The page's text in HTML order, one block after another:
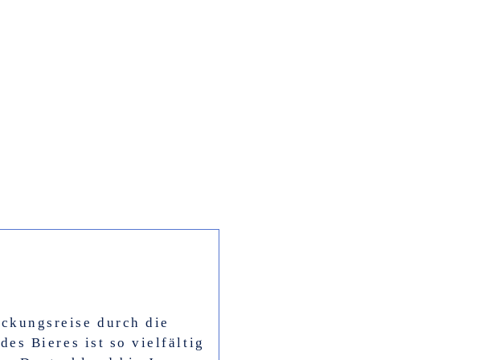
durch die
Bieres ist so vielfältig